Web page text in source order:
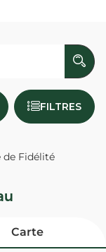
FILTRES
Fidélité
Carte